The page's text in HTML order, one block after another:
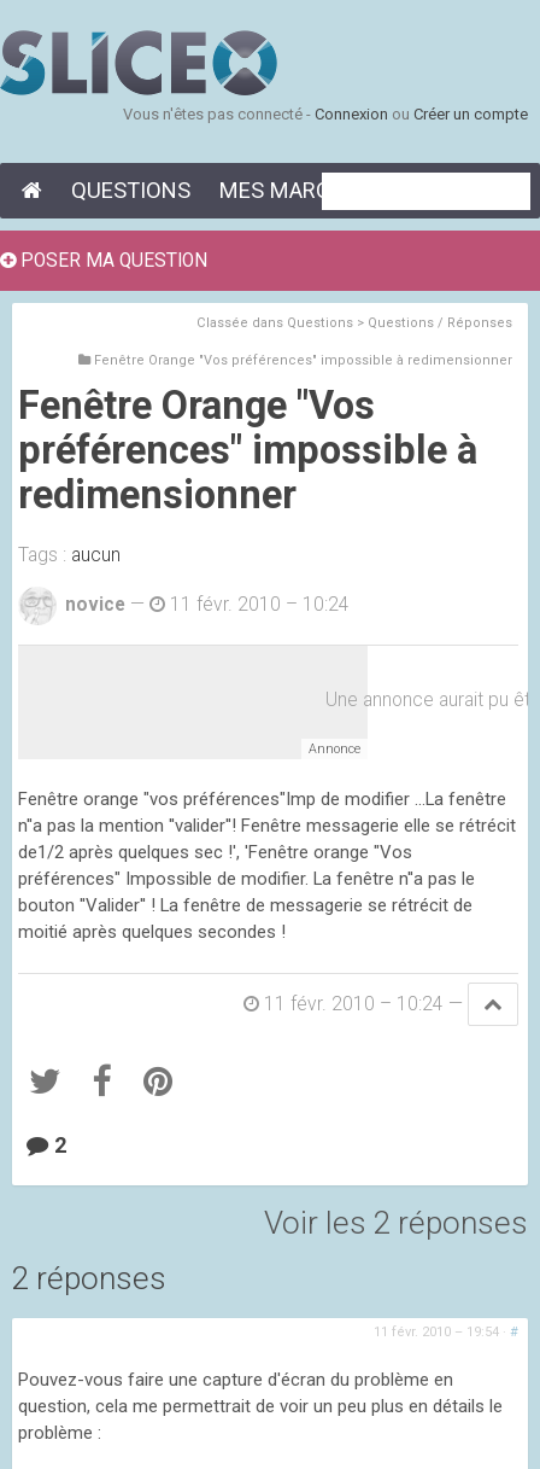
Vous n'êtes pas connecté - Connexion ou Créer un compte
QUESTIONS MES MARQUE-PAGES
Classée dans Questions > Questions / Réponses
Fenêtre Orange "Vos préférences" impossible à redimensionner
Fenêtre Orange "Vos
préférences" impossible à
redimensionner
Tags : aucun
novice — 11 févr. 2010 – 10:24
Une annonce aurait pu
Fenêtre orange "vos préférences"Imp de modifier ...La fenêtre
n''a pas la mention ''valider''! Fenêtre messagerie elle se rétrécit
de1/2 après quelques sec !', 'Fenêtre orange "Vos
préférences" Impossible de modifier. La fenêtre n''a pas le
bouton ''Valider'' ! La fenêtre de messagerie se rétrécit de
moitié après quelques secondes !
11 févr. 2010 – 10:24 —
2
Voir les 2 réponses
2 réponses
11 févr. 2010 – 19:54 · #
Pouvez-vous faire une capture d'écran du problème en
question, cela me permettrait de voir un peu plus en détails le
problème :
POSER MA QUESTION